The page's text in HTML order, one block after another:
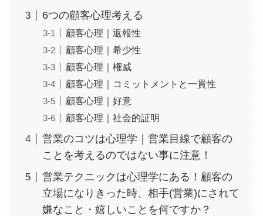
6つの顧客心理考える
顧客心理｜返報性
顧客心理｜希少性
顧客心理｜権威
顧客心理｜コミットメントと一貫性
顧客心理｜好意
顧客心理｜社会的証明
営業のコツは心理学｜営業目線で顧客の
ことを考えるのではない事に注意！
営業テクニックは心理学にある！顧客の
立場になりきった時、相手(営業)にされて
嫌なこと・嬉しいことを何ですか？